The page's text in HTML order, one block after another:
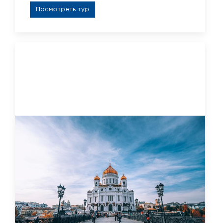
Посмотреть тур